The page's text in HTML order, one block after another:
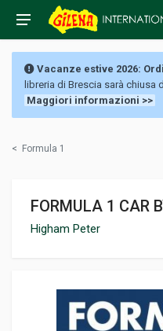
Vacanze estive 2026:
libreria di Brescia sarà
Maggiori informazioni >>
< Formula 1
FORMULA 1 CAR
Higham Peter